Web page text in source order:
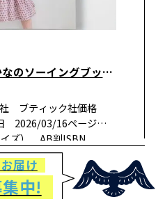
スタイリスト佐藤かなのソーイングブック 女の子に作りたい服
ブティック社価格
2026/03/16ページ
ズ） AB判ISBN
介人気スタイリスト
ンした女の子の服とお
届け
中!